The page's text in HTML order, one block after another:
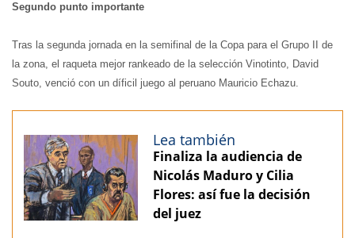
Segundo punto importante
Tras la segunda jornada en la semifinal de la Copa para el Grupo II de
la zona, el raqueta mejor rankeado de la selección Vinotinto, David
Souto, venció con un díficil juego al peruano Mauricio Echazu.
Lea también
Finaliza la audiencia de
Nicolás Maduro y Cilia
Flores: así fue la decisión
del juez